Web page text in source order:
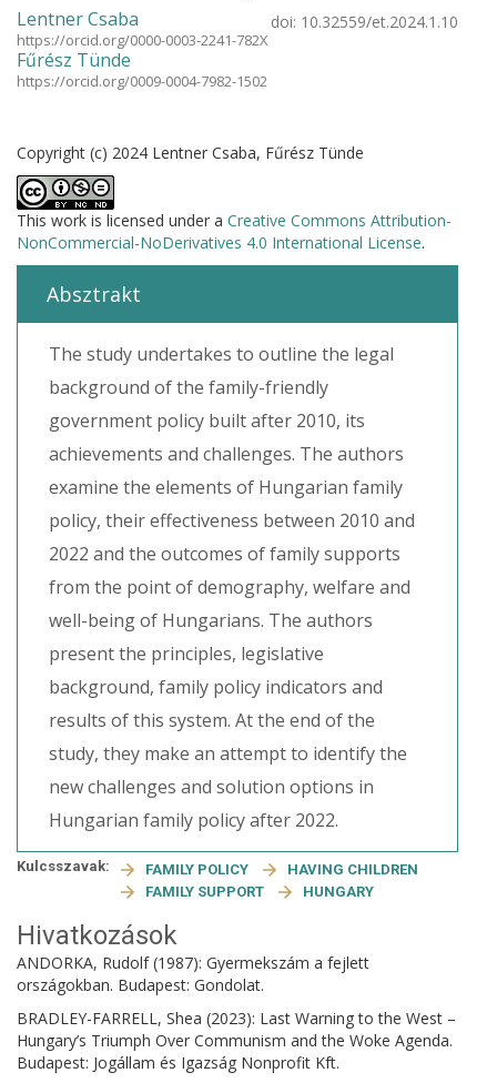
Lentner Csaba
https://orcid.org/0000-0003-2241-782X
Fűrész Tünde
https://orcid.org/0009-0004-7982-1502
doi: 10.32559/et.2024.1.10
Copyright (c) 2024 Lentner Csaba, Fűrész Tünde
This work is licensed under a Creative Commons Attribution-
NonCommercial-NoDerivatives 4.0 International License.
Absztrakt
The study undertakes to outline the legal
background of the family-friendly
government policy built after 2010, its
achievements and challenges. The authors
examine the elements of Hungarian family
policy, their effectiveness between 2010 and
2022 and the outcomes of family supports
from the point of demography, welfare and
well-being of Hungarians. The authors
present the principles, legislative
background, family policy indicators and
results of this system. At the end of the
study, they make an attempt to identify the
new challenges and solution options in
Hungarian family policy after 2022.
Kulcsszavak: FAMILY POLICY
HAVING CHILDREN
FAMILY SUPPORT
HUNGARY
Hivatkozások
ANDORKA, Rudolf (1987): Gyermekszám a fejlett
országokban. Budapest: Gondolat.
BRADLEY-FARRELL, Shea (2023): Last Warning to the West –
Hungary’s Triumph Over Communism and the Woke Agenda.
Budapest: Jogállam és Igazság Nonprofit Kft.